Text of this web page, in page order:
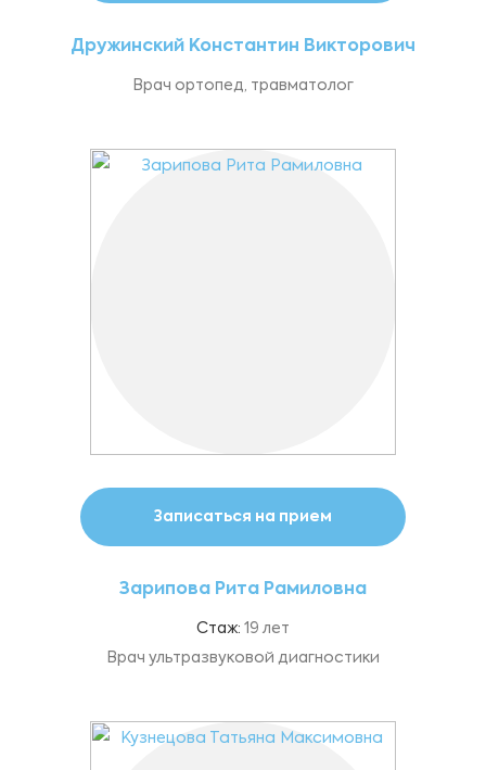
Дружинский Константин Викторович
Врач ортопед, травматолог
Записаться на прием
Зарипова Рита Рамиловна
Стаж: 19 лет
Врач ультразвуковой диагностики